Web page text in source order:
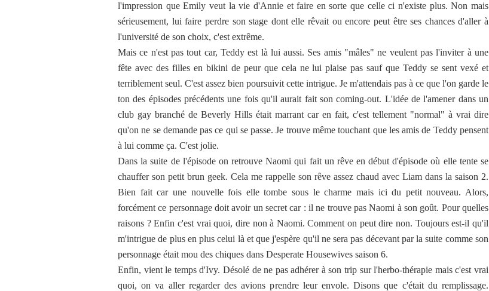
l'impression que Emily veut la vie d'Annie et faire en sorte que celle ci n'existe plus. Non mais
sérieusement, lui faire perdre son stage dont elle rêvait ou encore peut être ses chances d'aller à
l'université de son choix, c'est extrême.
Mais ce n'est pas tout car, Teddy est là lui aussi. Ses amis "mâles" ne veulent pas l'inviter à une
fête avec des filles en bikini de peur que cela ne lui plaise pas sauf que Teddy se sent vexé et
terriblement seul. C'est assez bien poursuivit cette intrigue. Je m'attendais pas à ce que l'on garde le
ton des épisodes précédents une fois qu'il aurait fait son coming-out. L'idée de l'amener dans un
club gay branché de Beverly Hills était marrant car en fait, c'est tellement "normal" à vrai dire
qu'on ne se demande pas ce qui se passe. Je trouve même touchant que les amis de Teddy pensent
à lui comme ça. C'est jolie.
Dans la suite de l'épisode on retrouve Naomi qui fait un rêve en début d'épisode où elle tente se
chauffer son petit brun geek. Cela me rappelle son rêve assez chaud avec Liam dans la saison 2.
Bien fait car une nouvelle fois elle tombe sous le charme mais ici du petit nouveau. Alors,
forcément ce personnage doit avoir un secret car : il ne trouve pas Naomi à son goût. Pour quelles
raisons ? Enfin c'est vrai quoi, dire non à Naomi. Comment on peut dire non. Toujours est-il qu'il
m'intrigue de plus en plus celui là et que j'espère qu'il ne sera pas décevant par la suite comme son
personnage était mou des chiques dans Desperate Housewives saison 6.
Enfin, vient le temps d'Ivy. Désolé de ne pas adhérer à son trip sur l'herbo-thérapie mais c'est vrai
quoi, on va aller regarder des avions prendre leur envole. Disons que c'était du remplissage.